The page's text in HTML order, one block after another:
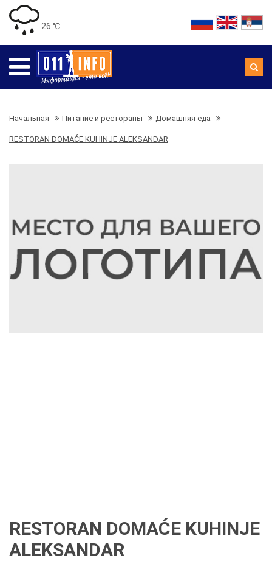
26 ℃
Начальная Питание и рестораны Домашняя еда
RESTORAN DOMAĆE KUHINJE ALEKSANDAR
RESTORAN DOMAĆE KUHINJE
ALEKSANDAR